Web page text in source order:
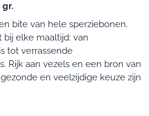
gr.
bite van hele sperziebonen.
bij elke maaltijd: van
tot verrassende
Rijk aan vezels en een bron van
en veelzijdige keuze zijn